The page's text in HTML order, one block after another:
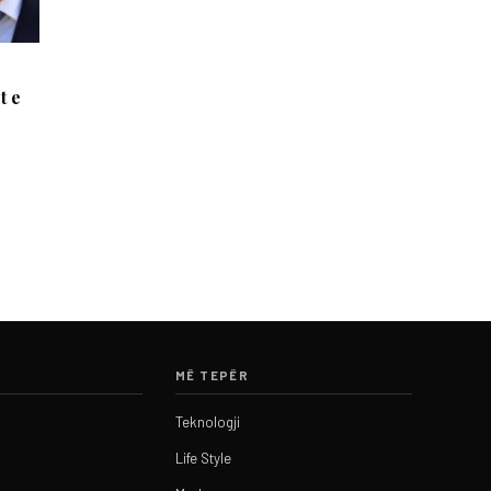
e
MË TEPËR
Teknologji
Life Style